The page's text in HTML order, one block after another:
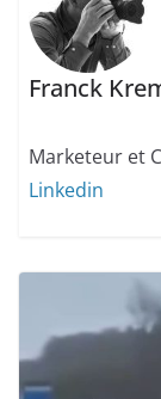
Franck
Marketeur et
Linkedin